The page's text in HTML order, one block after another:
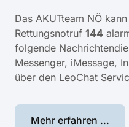
Das AKUTteam NÖ
Rettungsnotruf 144
folgende
Messenger, iMessage,
über den LeoChat
Mehr erfahren ...